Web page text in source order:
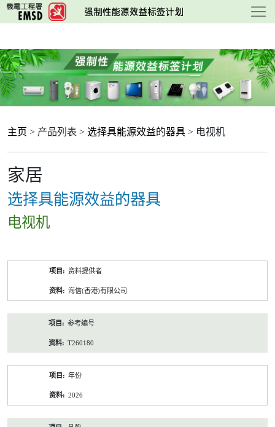
跳
至
要
内
容
主页 > 产品列表 > 选择具能源效益的器具 > 电视机
家居
选择具能源效益的器具
电视机
资料提供者
海信(香港)有限公司
参考编号
T260180
年份
2026